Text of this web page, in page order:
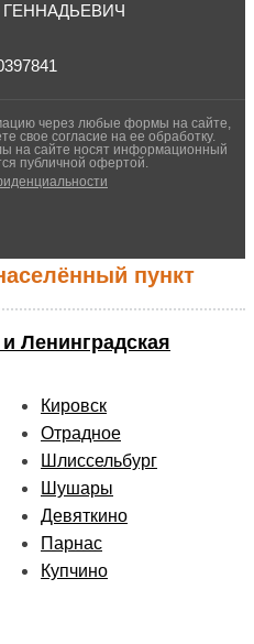
через любые формы на сайте,
свое согласие на ее обработку.
на сайте носят информационный
публичной офертой.
пункт
Ленинградская
Кировск
Отрадное
Шлиссельбург
Шушары
Девяткино
Парнас
Купчино